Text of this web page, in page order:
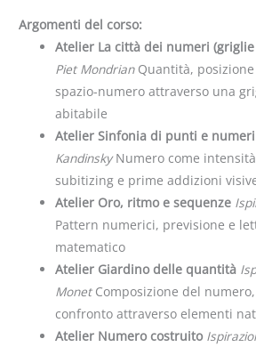
Argomenti del corso:
Atelier La città dei numeri
Piet MondrianQuantità,
spazio-numero attraverso una
abitabile
Atelier Sinfonia di punti e numeri
KandinskyNumero come
subitizing e prime addizioni
Atelier Oro, ritmo e sequenze
Pattern numerici, previsione e
matematico
Atelier Giardino delle quantità
MonetComposizione del
confronto attraverso elementi
Atelier Numero costruito